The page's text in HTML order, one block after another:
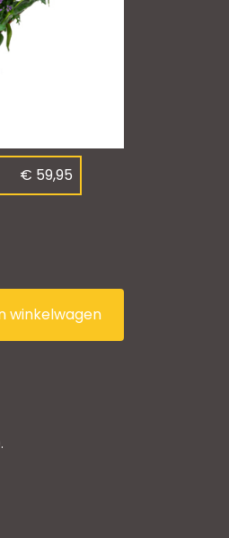
€ 59,95
winkelwagen